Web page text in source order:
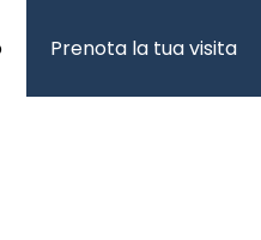
Prenota la tua visita